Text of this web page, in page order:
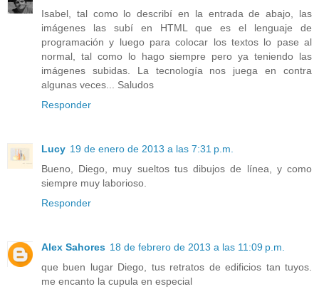
Isabel, tal como lo describí en la entrada de abajo, las
imágenes las subí en HTML que es el lenguaje de
programación y luego para colocar los textos lo pase al
normal, tal como lo hago siempre pero ya teniendo las
imágenes subidas. La tecnología nos juega en contra
algunas veces... Saludos
Responder
Lucy 19 de enero de 2013 a las 7:31 p.m.
Bueno, Diego, muy sueltos tus dibujos de línea, y como
siempre muy laborioso.
Responder
Alex Sahores 18 de febrero de 2013 a las 11:09 p.m.
que buen lugar Diego, tus retratos de edificios tan tuyos.
me encanto la cupula en especial